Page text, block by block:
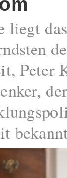
liegt
Peter